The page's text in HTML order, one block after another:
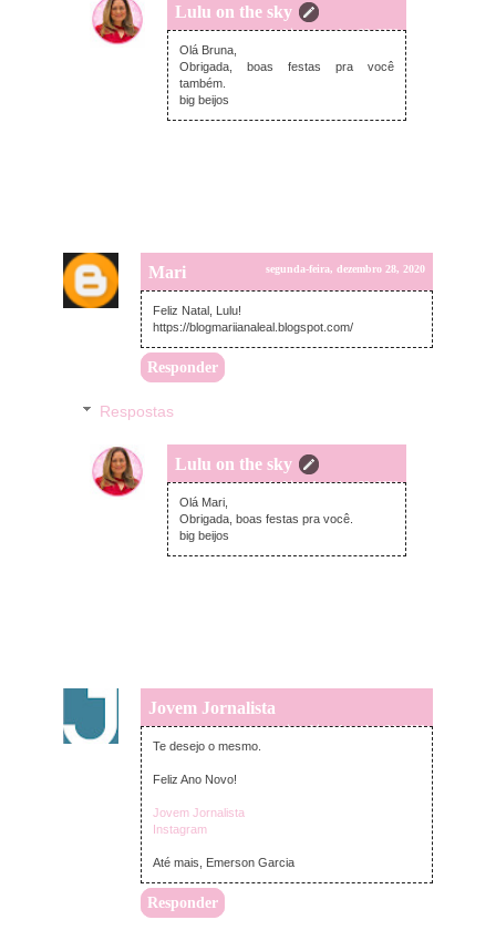
Lulu on the sky
segunda-feira, dezembro 28, 2020
Olá Bruna,
Obrigada, boas festas pra você
também.
big beijos
Mari segunda-feira, dezembro 28, 2020
Feliz Natal, Lulu!
https://blogmariianaleal.blogspot.com/
Responder
Respostas
Lulu on the sky
segunda-feira, dezembro 28, 2020
Olá Mari,
Obrigada, boas festas pra você.
big beijos
Jovem Jornalista
quinta-feira, dezembro 31, 2020
Te desejo o mesmo.
Feliz Ano Novo!
Jovem Jornalista
Instagram
Até mais, Emerson Garcia
Responder